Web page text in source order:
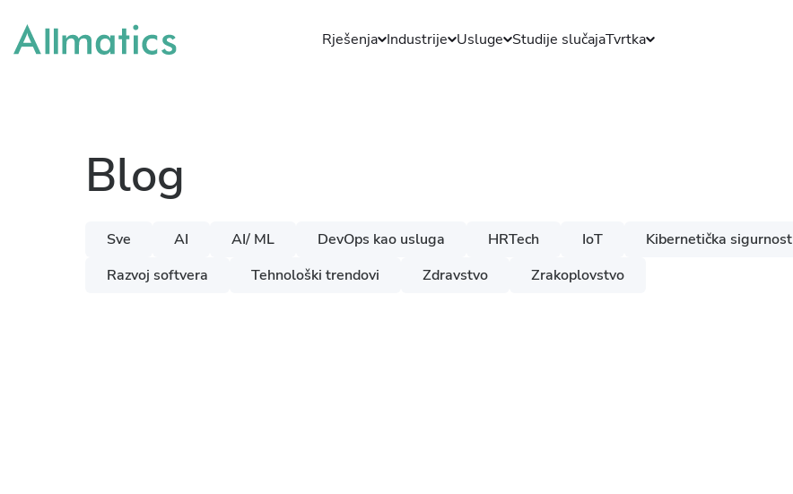
Rješenja Industrije Usluge Studije slučajaTvrtka
Blog
Sve AI AI/ ML DevOps kao usluga HRTech IoT Kibernetička sigurnost
Razvoj softvera
Tehnološki trendovi Zdravstvo Zrakoplovstvo